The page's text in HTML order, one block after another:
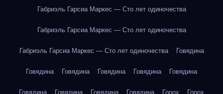
Габриэль Гарсиа Маркес — Сто лет одиночества
Габриэль Гарсиа Маркес — Сто лет одиночества
Габриэль Гарсиа Маркес — Сто лет одиночества Говядина
Говядина Говядина Говядина Говядина Говядина
Говядина Говядина Говядина Говядина Горох Горох